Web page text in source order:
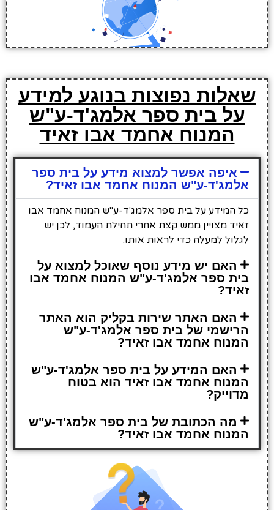
שאלות נפוצות בנוגע למידע
על בית ספר אלמג'ד-ע"ש
המנוח אחמד אבו זאיד
איפה אפשר למצוא מידע על בית ספר
אלמג'ד-ע"ש המנוח אחמד אבו זאיד?
כל המידע על בית ספר אלמג'ד-ע"ש המנוח אחמד אבו
זאיד מצויין ממש קצת אחרי תחילת העמוד, לכן יש
לגלול למעלה כדי לראות אותו.
האם יש מידע נוסף שאוכל למצוא על
בית ספר אלמג'ד-ע"ש המנוח אחמד אבו
זאיד?
האם האתר שירות בקליק הוא האתר
הרישמי של בית ספר אלמג'ד-ע"ש
המנוח אחמד אבו זאיד?
האם המידע על בית ספר אלמג'ד-ע"ש
המנוח אחמד אבו זאיד הוא בטוח
מדוייק?
מה הכתובת של בית ספר אלמג'ד-ע"ש
המנוח אחמד אבו זאיד?